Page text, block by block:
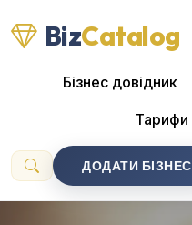
BizCatalog
Бізнес довідник
Тарифи
ДОДАТИ БІЗНЕС